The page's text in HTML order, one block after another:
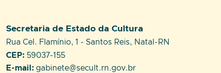
Setor responsável:
Secretaria de Estado da Cultura
Endereço:
Rua Cel. Flamínio, 1 - Santos Reis, Natal-RN
CEP: 59037-155
E-mail: gabinete@secult.rn.gov.br